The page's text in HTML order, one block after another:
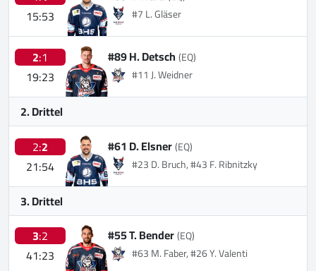
15:53
#7 L. Gläser
2:1
19:23
#89 H. Detsch(EQ)
#11 J. Weidner
2. Drittel
2:2
21:54
#61 D. Elsner(EQ)
#23 D. Bruch, #43 F. Ribnitzky
3. Drittel
3:2
41:23
#55 T. Bender(EQ)
#63 M. Faber, #26 Y. Valenti